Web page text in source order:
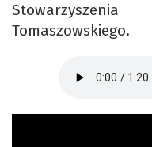
Tomaszowskiego.